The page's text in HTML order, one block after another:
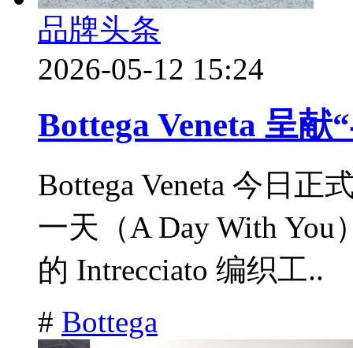
品牌头条
2026-05-12 15:24
Bottega Veneta 呈献
Bottega Veneta 今日正
一天（A Day With
的 Intrecciato 编织工..
# Bottega